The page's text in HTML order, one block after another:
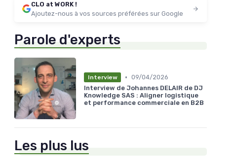
CLO at WORK !
Ajoutez-nous à vos sources préférées sur Google
Parole d'experts
Interview • 09/04/2026
Interview de Johannes DELAIR de DJ
Knowledge SAS : Aligner logistique
et performance commerciale en B2B
Les plus lus